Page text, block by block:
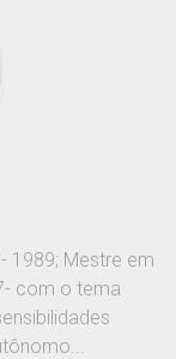
1989; Mestre em
com o tema